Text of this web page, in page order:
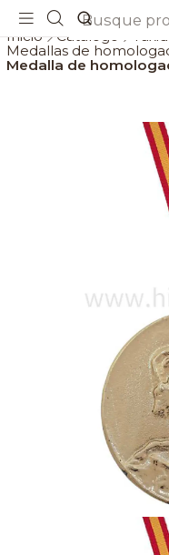
Inicio Catálogo
Medallas de
Medalla de